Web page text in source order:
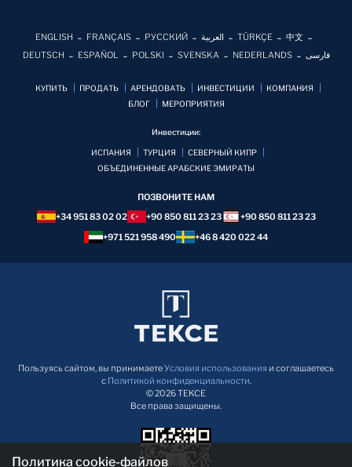
ENGLISH FRANÇAIS РУССКИЙ العربية TÜRKÇE
中文
DEUTSCH
ESPAÑOL POLSKI SVENSKA NEDERLANDS فارسی
КУПИТЬ ПРОДАТЬ АРЕНДОВАТЬ ИНВЕСТИЦИИ
КОМПАНИЯ
БЛОГ
MЕРОПРИЯТИЯ
Инвестиции:
ИСПАНИЯ ТУРЦИЯ
СЕВЕРНЫЙ КИПР
ОБЪЕДИНЕННЫЕ АРАБСКИЕ ЭМИРАТЫ
ПОЗВОНИТЕ НАМ
+34 951 83 02 02
+90 850 811 23 23
+90 850 811 23 23
+971 521 958 490
+46 8 420 022 44
Пользуясь сайтом, вы принимаетеУсловия использования и соглашаетесь
с Политикой конфиденциальности
© 2026 TEKCE
Все права защищены.
Политика cookie-файлов